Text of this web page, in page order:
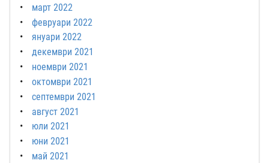
март 2022
февруари 2022
януари 2022
декември 2021
ноември 2021
октомври 2021
септември 2021
август 2021
юли 2021
юни 2021
май 2021